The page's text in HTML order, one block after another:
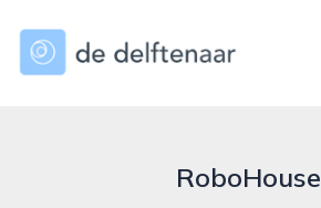
dedelftenaar.nl
RoboHouse